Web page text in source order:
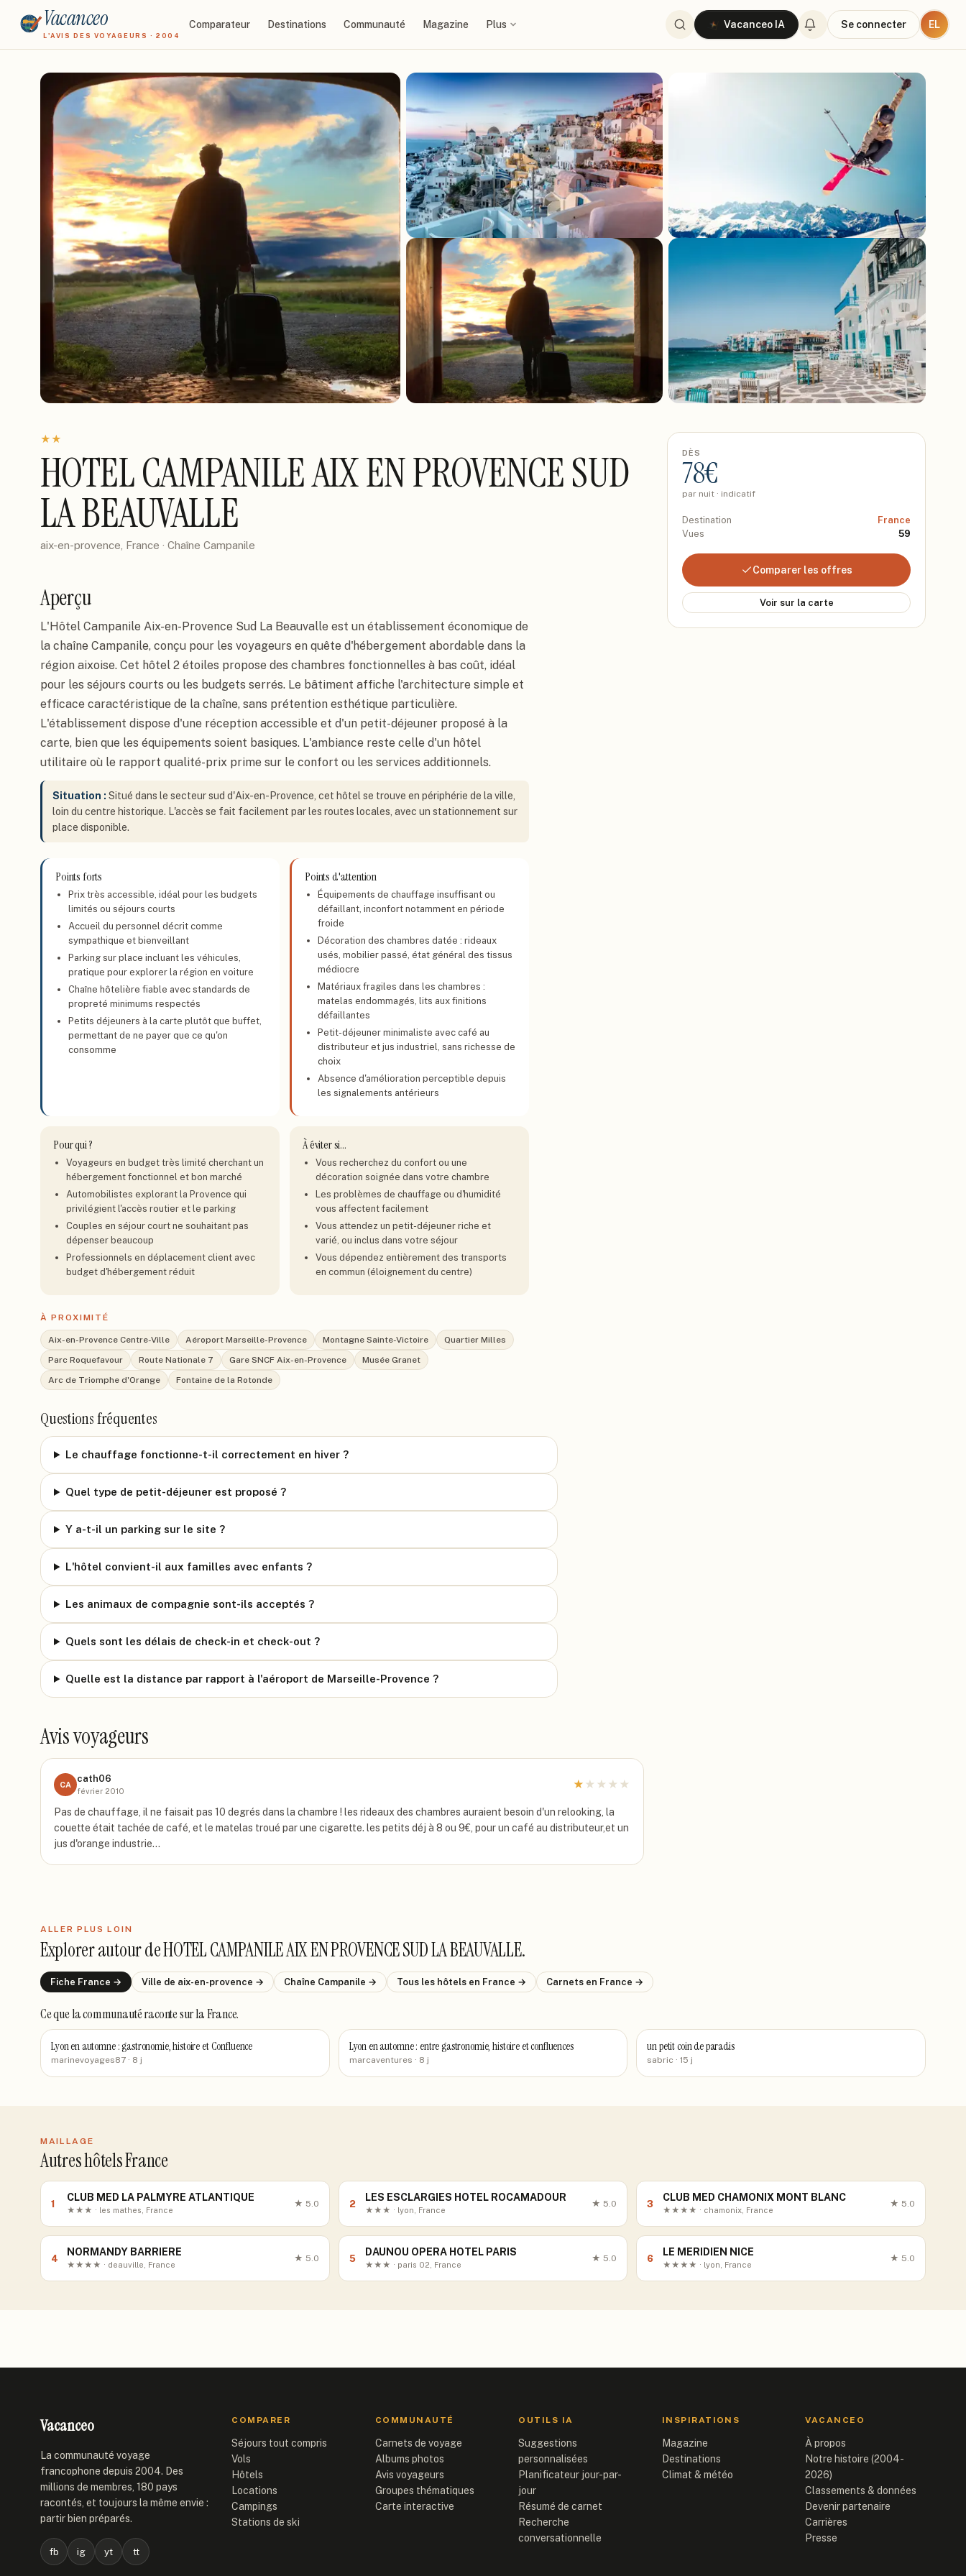
Vacanceo
L'AVIS DES VOYAGEURS · 2004
Comparateur Destinations Communauté Magazine Plus Vacanceo IA Se connecter EL
★★
HOTEL CAMPANILE AIX EN PROVENCE SUD
LA BEAUVALLE
aix-en-provence, France · Chaîne Campanile
Aperçu
L'Hôtel Campanile Aix-en-Provence Sud La Beauvalle est un établissement économique de
la chaîne Campanile, conçu pour les voyageurs en quête d'hébergement abordable dans la
région aixoise. Cet hôtel 2 étoiles propose des chambres fonctionnelles à bas coût, idéal
pour les séjours courts ou les budgets serrés. Le bâtiment affiche l'architecture simple et
efficace caractéristique de la chaîne, sans prétention esthétique particulière.
L'établissement dispose d'une réception accessible et d'un petit-déjeuner proposé à la
carte, bien que les équipements soient basiques. L'ambiance reste celle d'un hôtel
utilitaire où le rapport qualité-prix prime sur le confort ou les services additionnels.
Situation : Situé dans le secteur sud d'Aix-en-Provence, cet hôtel se trouve en périphérie de la ville,
loin du centre historique. L'accès se fait facilement par les routes locales, avec un stationnement sur
place disponible.
Points forts
Prix très accessible, idéal pour les budgets
limités ou séjours courts
Accueil du personnel décrit comme
sympathique et bienveillant
Parking sur place incluant les véhicules,
pratique pour explorer la région en voiture
Chaîne hôtelière fiable avec standards de
propreté minimums respectés
Petits déjeuners à la carte plutôt que buffet,
permettant de ne payer que ce qu'on
consomme
Points d'attention
Équipements de chauffage insuffisant ou
défaillant, inconfort notamment en période
froide
Décoration des chambres datée : rideaux
usés, mobilier passé, état général des tissus
médiocre
Matériaux fragiles dans les chambres :
matelas endommagés, lits aux finitions
défaillantes
Petit-déjeuner minimaliste avec café au
distributeur et jus industriel, sans richesse de
choix
Absence d'amélioration perceptible depuis
les signalements antérieurs
Pour qui ?
Voyageurs en budget très limité cherchant un
hébergement fonctionnel et bon marché
Automobilistes explorant la Provence qui
privilégient l'accès routier et le parking
Couples en séjour court ne souhaitant pas
dépenser beaucoup
Professionnels en déplacement client avec
budget d'hébergement réduit
À éviter si…
Vous recherchez du confort ou une
décoration soignée dans votre chambre
Les problèmes de chauffage ou d'humidité
vous affectent facilement
Vous attendez un petit-déjeuner riche et
varié, ou inclus dans votre séjour
Vous dépendez entièrement des transports
en commun (éloignement du centre)
À PROXIMITÉ
Aix-en-Provence Centre-Ville Aéroport Marseille-Provence Montagne Sainte-Victoire
Quartier Milles
Parc Roquefavour
Route Nationale 7 Gare SNCF Aix-en-Provence
Musée Granet
Arc de Triomphe d'Orange
Fontaine de la Rotonde
Questions fréquentes
Le chauffage fonctionne-t-il correctement en hiver ?
Quel type de petit-déjeuner est proposé ?
Y a-t-il un parking sur le site ?
L'hôtel convient-il aux familles avec enfants ?
Les animaux de compagnie sont-ils acceptés ?
Quels sont les délais de check-in et check-out ?
Quelle est la distance par rapport à l'aéroport de Marseille-Provence ?
Avis voyageurs
CA
cath06
février 2010
★ ★ ★ ★ ★
Pas de chauffage, il ne faisait pas 10 degrés dans la chambre ! les rideaux des chambres auraient besoin d'un relooking, la
couette était tachée de café, et le matelas troué par une cigarette. les petits déj à 8 ou 9€, pour un café au distributeur,et un
jus d'orange industrie…
DÈS
78€
par nuit · indicatif
Destination
France
Vues
59
Comparer les offres
Voir sur la carte
ALLER PLUS LOIN
Explorer autour deHOTEL CAMPANILE AIX EN PROVENCE SUD LA BEAUVALLE.
Fiche France → Ville de aix-en-provence → Chaîne Campanile → Tous les hôtels en France → Carnets en France →
Ce que la communauté racontesur la France.
Lyon en automne : gastronomie, histoire et Confluence
marinevoyages87 · 8 j
Lyon en automne : entre gastronomie, histoire et confluences
marcaventures · 8 j
un petit coin de paradis
sabric · 15 j
MAILLAGE
Autres hôtels France
1
CLUB MED LA PALMYRE ATLANTIQUE
★★★ · les mathes, France
★ 5.0 2
LES ESCLARGIES HOTEL ROCAMADOUR
★★★ · lyon, France
★ 5.0 3
CLUB MED CHAMONIX MONT BLANC
★★★★ · chamonix, France
★ 5.0
4
NORMANDY BARRIERE
★★★★ · deauville, France
★ 5.0 5
DAUNOU OPERA HOTEL PARIS
★★★ · paris 02, France
★ 5.0 6
LE MERIDIEN NICE
★★★★ · lyon, France
★ 5.0
Vacanceo
La communauté voyage
francophone depuis 2004. Des
millions de membres, 180 pays
racontés, et toujours la même envie :
partir bien préparés.
fb ig yt tt
COMPARER
Séjours tout compris
Vols
Hôtels
Locations
Campings
Stations de ski
COMMUNAUTÉ
Carnets de voyage
Albums photos
Avis voyageurs
Groupes thématiques
Carte interactive
OUTILS IA
Suggestions
personnalisées
Planificateur jour-par-
jour
Résumé de carnet
Recherche
conversationnelle
INSPIRATIONS
Magazine
Destinations
Climat & météo
VACANCEO
À propos
Notre histoire (2004-
2026)
Classements & données
Devenir partenaire
Carrières
Presse